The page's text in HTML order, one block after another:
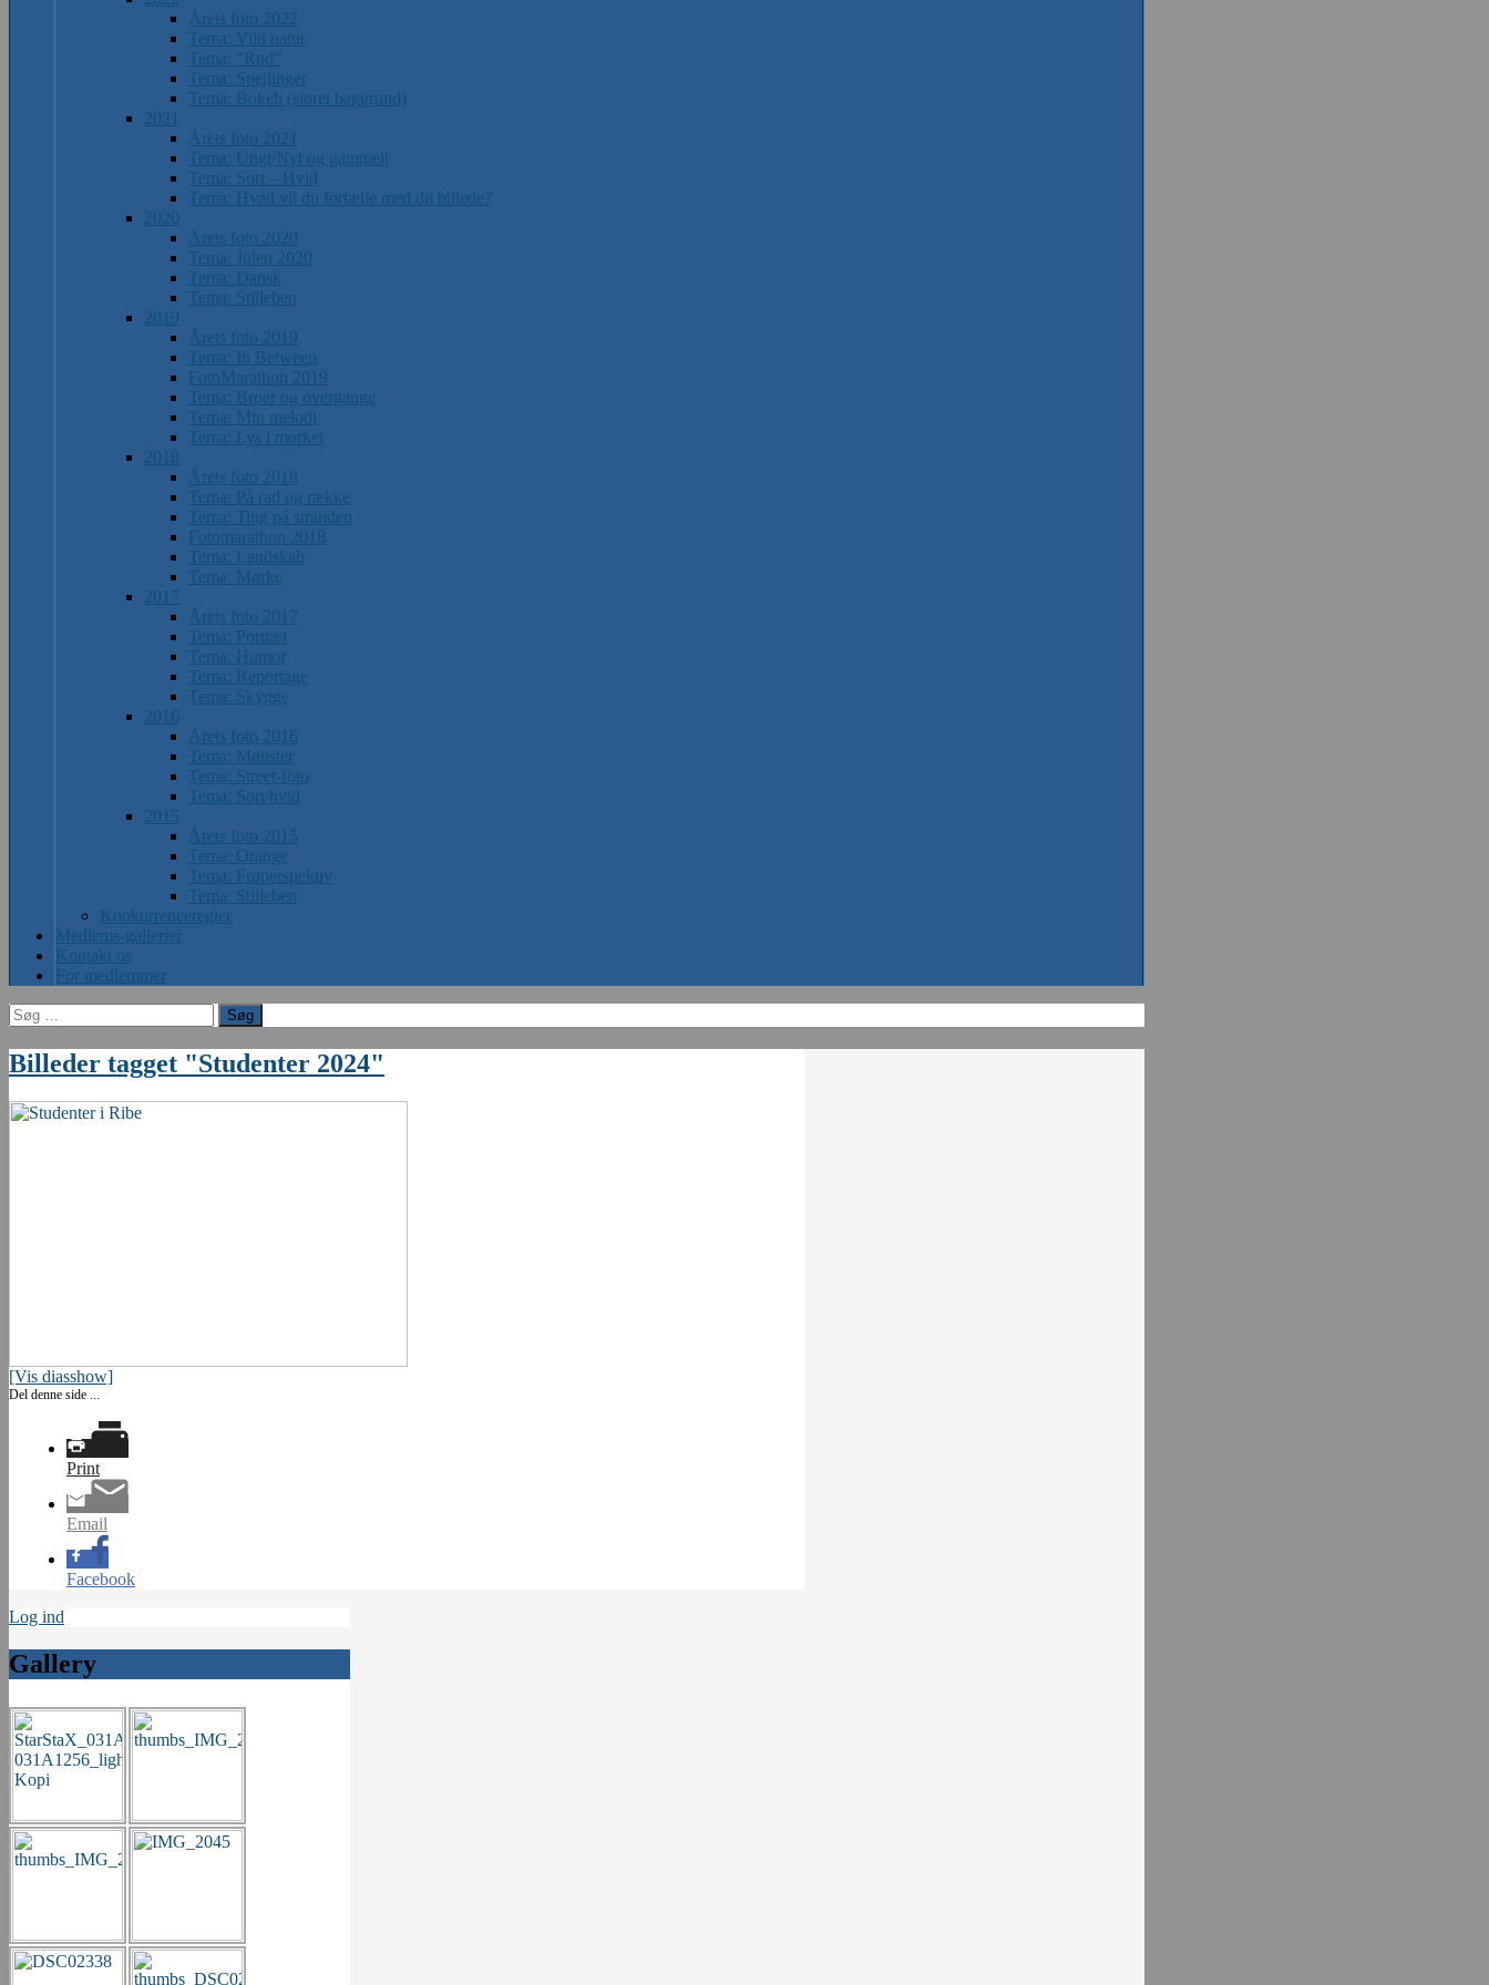
Årets foto 2022
Tema: Vild natur
Tema: “Rød”
Tema: Spejlinger
Tema: Bokeh (sløret baggrund)
2021
Årets foto 2021
Tema: Ungt/Nyt og gammelt
Tema: Sort – Hvid
Tema: Hvad vil du fortælle med dit billede?
2020
Årets foto 2020
Tema: Julen 2020
Tema: Dansk
Tema: Stilleben
2019
Årets foto 2019
Tema: In Between
FotoMarathon 2019
Tema: Broer og overgange
Tema: Min melodi
Tema: Lys i mørket
2018
Årets foto 2018
Tema: På rad og række
Tema: Ting på stranden
Fotomarathon 2018
Tema: Landskab
Tema: Mørke
2017
Årets foto 2017
Tema: Portræt
Tema: Humor
Tema: Reportage
Tema: Skygge
2016
Årets foto 2016
Tema: Mønster
Tema: Street-foto
Tema: Sort/hvid
2015
Årets foto 2015
Tema: Orange
Tema: Frøperspektiv
Tema: Stilleben
Konkurrenceregler
Medlems-gallerier
Kontakt os
For medlemmer
Søg
efter:
Billeder tagget "Studenter 2024"
[Vis diasshow]
Del denne side ...
Print
Email
Facebook
Log ind
Gallery